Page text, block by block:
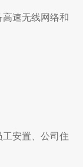
速无线网络和
安置、公司住